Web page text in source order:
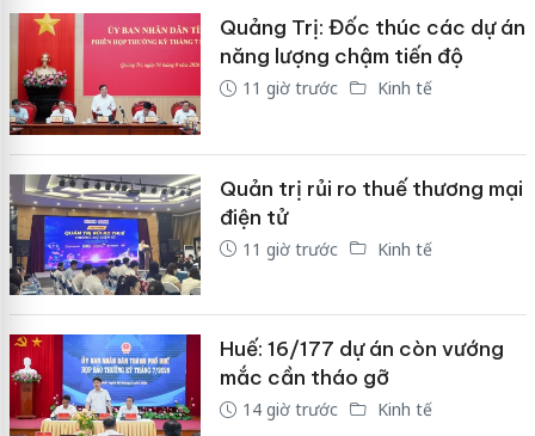
Quảng Trị: Đốc thúc các dự án
năng lượng chậm tiến độ
11 giờ trước Kinh tế
Quản trị rủi ro thuế thương mại
điện tử
11 giờ trước Kinh tế
Huế: 16/177 dự án còn vướng
mắc cần tháo gỡ
14 giờ trước Kinh tế